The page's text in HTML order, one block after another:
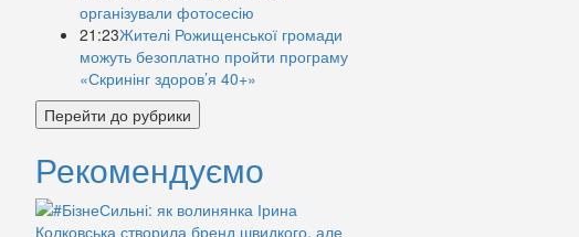
організували фотосесію
21:23Жителі Рожищенської громади
можуть безоплатно пройти програму
«Скринінг здоров’я 40+»
Перейти до рубрики
Рекомендуємо